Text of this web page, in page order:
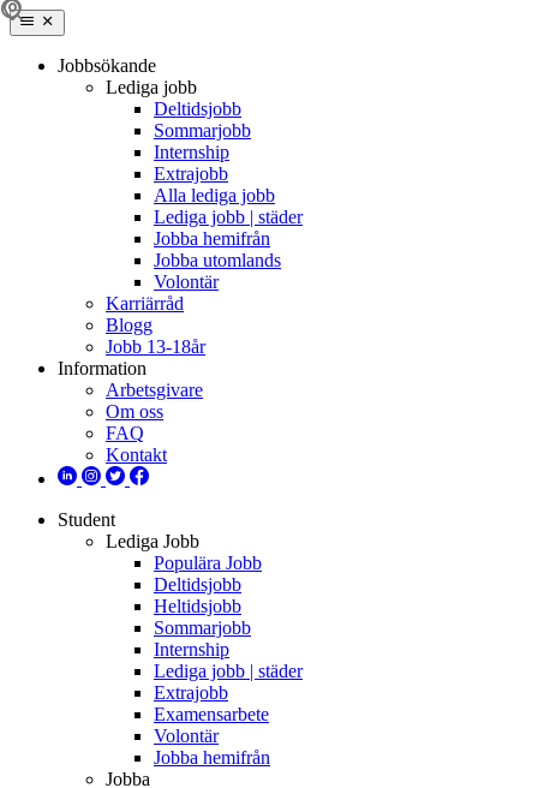
Jobbsökande
Lediga jobb
Deltidsjobb
Sommarjobb
Internship
Extrajobb
Alla lediga jobb
Lediga jobb | städer
Jobba hemifrån
Jobba utomlands
Volontär
Karriärråd
Blogg
Jobb 13-18år
Information
Arbetsgivare
Om oss
FAQ
Kontakt
Student
Lediga Jobb
Populära Jobb
Deltidsjobb
Heltidsjobb
Sommarjobb
Internship
Lediga jobb | städer
Extrajobb
Examensarbete
Volontär
Jobba hemifrån
Jobba